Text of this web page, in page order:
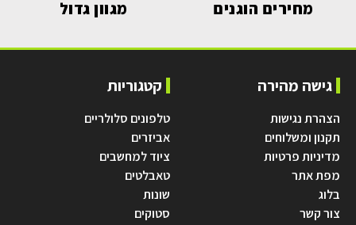
מחירים הוגנים מגוון גדול
גישה מהירה
הצהרת נגישות
תקנון ומשלוחים
מדיניות פרטיות
מפת אתר
בלוג
צור קשר
קטגוריות
טלפונים סלולריים
אביזרים
ציוד למחשבים
טאבלטים
שונות
סטוקים